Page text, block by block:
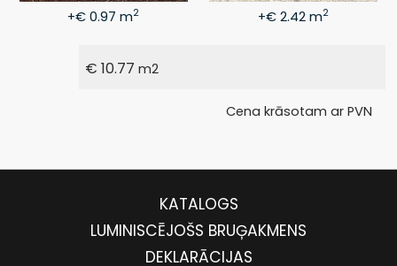
+€ 0.97 m2 +€ 2.42 m2
€10.77 m2
Cena krāsotam ar PVN
KATALOGS
LUMINISCĒJOŠS BRUĢAKMENS
DEKLARĀCIJAS